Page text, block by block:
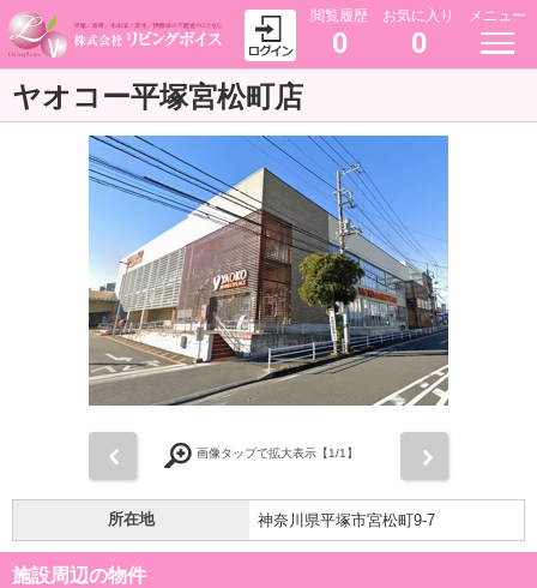
閲覧履歴
0
お気に入り
0
メニュー
ヤオコー平塚宮松町店
画像タップで拡大表示【1/1】
所在地 神奈川県平塚市宮松町9-7
施設周辺の物件